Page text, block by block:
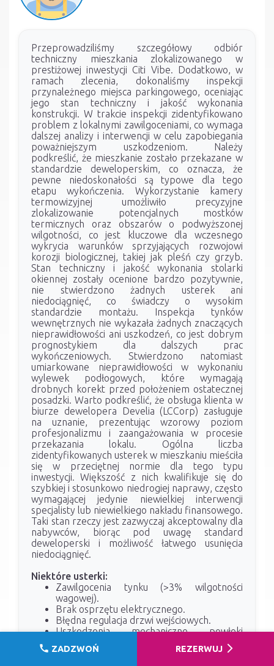
Przeprowadziliśmy szczegółowy odbiór
techniczny mieszkania zlokalizowanego w
prestiżowej inwestycji Citi Vibe. Dodatkowo, w
ramach zlecenia, dokonaliśmy inspekcji
przynależnego miejsca parkingowego, oceniając
jego stan techniczny i jakość wykonania
konstrukcji. W trakcie inspekcji zidentyfikowano
problem z lokalnymi zawilgoceniami, co wymaga
dalszej analizy i interwencji w celu zapobiegania
poważniejszym uszkodzeniom. Należy
podkreślić, że mieszkanie zostało przekazane w
standardzie deweloperskim, co oznacza, że
pewne niedoskonałości są typowe dla tego
etapu wykończenia. Wykorzystanie kamery
termowizyjnej umożliwiło precyzyjne
zlokalizowanie potencjalnych mostków
termicznych oraz obszarów o podwyższonej
wilgotności, co jest kluczowe dla wczesnego
wykrycia warunków sprzyjających rozwojowi
korozji biologicznej, takiej jak pleśń czy grzyb.
Stan techniczny i jakość wykonania stolarki
okiennej zostały ocenione bardzo pozytywnie,
nie stwierdzono żadnych usterek ani
niedociągnięć, co świadczy o wysokim
standardzie montażu. Inspekcja tynków
wewnętrznych nie wykazała żadnych znaczących
nieprawidłowości ani uszkodzeń, co jest dobrym
prognostykiem dla dalszych prac
wykończeniowych. Stwierdzono natomiast
umiarkowane nieprawidłowości w wykonaniu
wylewek podłogowych, które wymagają
drobnych korekt przed położeniem ostatecznej
posadzki. Warto podkreślić, że obsługa klienta w
biurze dewelopera Develia (LCCorp) zasługuje
na uznanie, prezentując wzorowy poziom
profesjonalizmu i zaangażowania w procesie
przekazania lokalu. Ogólna liczba
zidentyfikowanych usterek w mieszkaniu mieściła
się w przeciętnej normie dla tego typu
inwestycji. Większość z nich kwalifikuje się do
szybkiej i stosunkowo niedrogiej naprawy, często
wymagającej jedynie niewielkiej interwencji
specjalisty lub niewielkiego nakładu finansowego.
Taki stan rzeczy jest zazwyczaj akceptowalny dla
nabywców, biorąc pod uwagę standard
deweloperski i możliwość łatwego usunięcia
niedociągnięć.
Niektóre usterki:
Zawilgocenia tynku (>3% wilgotności
wagowej).
Brak osprzętu elektrycznego.
Błędna regulacja drzwi wejściowych.
Uszkodzenia mechaniczne powłoki
lakierniczej.
Brak anemostatów i klapy na okapie.
call ZADZWOŃ REZERWUJ arrow_forward_ios